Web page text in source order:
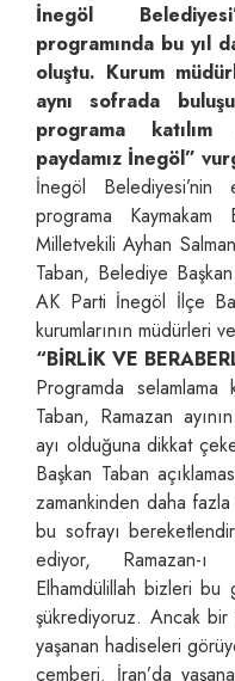
İnegöl
programında bu yıl
oluştu. Kurum
aynı sofrada
programa
paydamız İnegöl”
İnegöl Belediyesi’nin
programa
Milletvekili Ayhan
Taban, Belediye
AK Parti İnegöl İlçe
kurumlarının müdürleri
“BİRLİK VE
Programda selamlama
Taban, Ramazan
ayı olduğuna dikkat
Başkan Taban
zamankinden daha
bu sofrayı
ediyor, Ramazan-
Elhamdülillah bizleri bu
şükrediyoruz. Ancak
yaşanan hadiseleri
çemberi. İran’da